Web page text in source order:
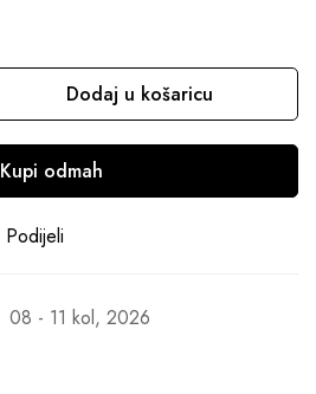
Dodaj u košaricu
Kupi odmah
Podijeli
08 - 11 kol, 2026